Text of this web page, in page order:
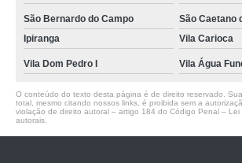
São Bernardo do Campo
São Caetano
Ipiranga
Vila Carioca
Vila Dom Pedro I Vila Água
O conteúdo do texto desta página é de direito reservado.
total, mesmo citando nossos links, é proibida sem a
violação de direito autoral – artigo 184 do Código Penal – Lei
autorais